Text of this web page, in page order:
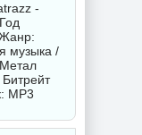
-
музыка /
Битрейт
MP3